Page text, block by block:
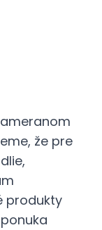
že pre
produkty